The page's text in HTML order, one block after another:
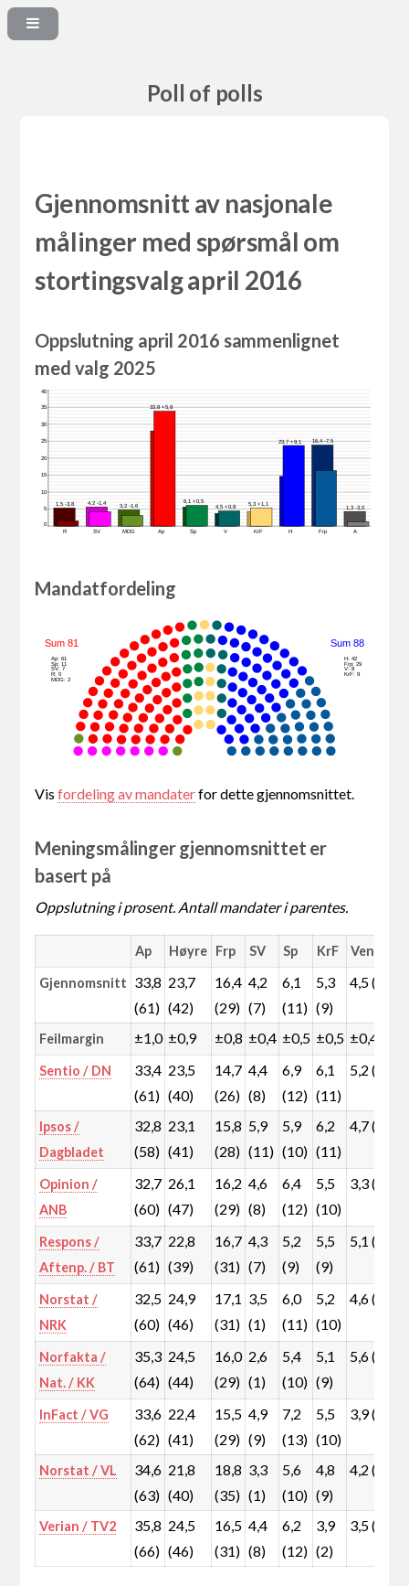
Poll of polls
Gjennomsnitt av nasjonale
målinger med spørsmål om
stortingsvalg april 2016
Oppslutning april 2016 sammenlignet
med valg 2025
1,5 -3,8 4,2 -1,4
3,2 -1,6
33,8 +5,8
6,1 +0,5
4,5 +0,8
5,3 +1,1
23,7 +9,1 16,4 -7,5
1,3 -3,0
R SV MDG Ap Sp V KrF H Frp A
0
5
10
15
20
25
30
35
40
Mandatfordeling
Sum 81
Ap: 61
Sp: 11
SV: 7
R: 0
MDG: 2
Sum 88
H: 42
Frp: 29
V: 8
KrF: 9
Visfordeling av mandaterfor dette gjennomsnittet.
Meningsmålinger gjennomsnittet er
basert på
Oppslutning i prosent. Antall mandater i parentes.
Ap Høyre Frp SV Sp KrF Venstre
Gjennomsnitt 33,8
(61)
23,7
(42)
16,4
(29)
4,2
(7)
6,1
(11)
5,3
(9)
4,5 (8)
Feilmargin ±1,0 ±0,9 ±0,8 ±0,4 ±0,5 ±0,5 ±0,4
Sentio / DN
33,4
(61)
23,5
(40)
14,7
(26)
4,4
(8)
6,9
(12)
6,1
(11)
5,2 (9)
Ipsos /
Dagbladet
32,8
(58)
23,1
(41)
15,8
(28)
5,9
(11)
5,9
(10)
6,2
(11)
4,7 (8)
Opinion /
ANB
32,7
(60)
26,1
(47)
16,2
(29)
4,6
(8)
6,4
(12)
5,5
(10)
3,3 (2)
Respons /
Aftenp. / BT
33,7
(61)
22,8
(39)
16,7
(31)
4,3
(7)
5,2
(9)
5,5
(9)
5,1 (9)
Norstat /
NRK
32,5
(60)
24,9
(46)
17,1
(31)
3,5
(1)
6,0
(11)
5,2
(10)
4,6 (8)
Norfakta /
Nat. / KK
35,3
(64)
24,5
(44)
16,0
(29)
2,6
(1)
5,4
(10)
5,1
(9)
5,6 (10)
InFact / VG
33,6
(62)
22,4
(41)
15,5
(29)
4,9
(9)
7,2
(13)
5,5
(10)
3,9 (3)
Norstat / VL
34,6
(63)
21,8
(40)
18,8
(35)
3,3
(1)
5,6
(10)
4,8
(9)
4,2 (8)
Verian / TV2
35,8
(66)
24,5
(46)
16,5
(31)
4,4
(8)
6,2
(12)
3,9
(2)
3,5 (2)